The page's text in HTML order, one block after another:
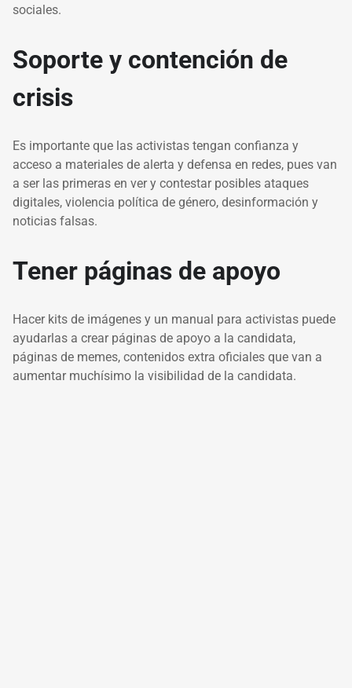
sociales.
Soporte y contención de
crisis
Es importante que las activistas tengan confianza y
acceso a materiales de alerta y defensa en redes, pues van
a ser las primeras en ver y contestar posibles ataques
digitales, violencia política de género, desinformación y
noticias falsas.
Tener páginas de apoyo
Hacer kits de imágenes y un manual para activistas puede
ayudarlas a crear páginas de apoyo a la candidata,
páginas de memes, contenidos extra oficiales que van a
aumentar muchísimo la visibilidad de la candidata.